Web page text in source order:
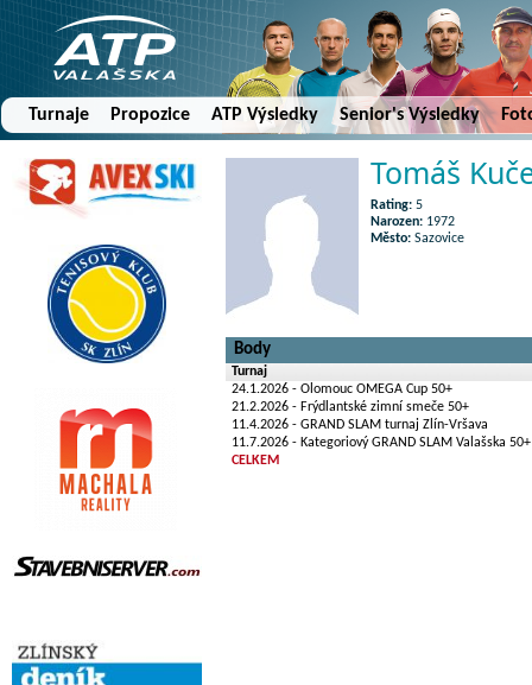
Turnaje Propozice ATP Výsledky Senior's Výsledky
Tomáš
Rating: 5
Narozen: 1972
Město: Sazovice
Body
Turnaj
24.1.2026 - Olomouc OMEGA Cup 50+
21.2.2026 - Frýdlantské zimní smeče 50+
11.4.2026 - GRAND SLAM turnaj Zlín-Vršava
11.7.2026 - Kategoriový GRAND SLAM Valašska 50+
CELKEM